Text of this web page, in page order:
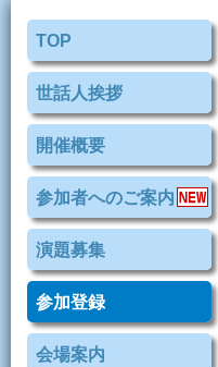
TOP
世話人挨拶
開催概要
参加者へのご案内
演題募集
参加登録
会場案内